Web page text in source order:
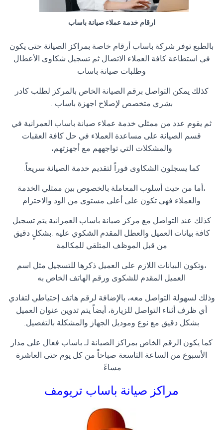
ارقام خدمة عملاء صيانة باساب
بالطبع توفر شركة باساب أرقام خاصة بمراكز الصيانة حتى يكون
في استطاعة كافة العملاء الاتصال ثم تسجيل شكاوى الأعطال
وطلبات صيانة باساب
كذلك يمكن التواصل برقم الصيانة الخاص بالمركز لطلب كادر
بشري متخصص لإصلاح اجهزة باساب .
ثم يقوم عدد من ممثلي خدمة عملاء صيانة باساب العمرانية في
قسم الصيانة على مساعدة العملاء في حل كافة العقبات
والمشكلات التي تواجههم مع أجهزتهم،
كما يسجلون الشكاوى فوراً لتقديم خدمة الصيانة سريعاً.
،أما من حيث أسلوب المعاملة بالخصوص بين ممثلي الخدمة
والعملاء فهي تكون على أعلى مستوى من الود والاحترام
كذلك عند التواصل مع مركز صيانة باساب العمرانية يتم تسجيل
كافة بيانات العميل والعطل المقدم الشكوي عليه .بشكلٍ دقيق
من قبل الموظف المتلقي للمكالمة
،وتكون البيانات اللازم على العميل ذكرها للتسجيل مثل اسم
العميل المقدم للشكوى ورقم الهاتف الخاص به
وذلك لسهولة التواصل معه، بالإضافة لرقم هاتف إحتياطي لتفادي
أي ظرف أثناء التواصل للزيارة، أيضاً يتم تدوين عنوان العميل
بشكل دقيق مع نوع وموديل الجهاز والمشكلة بالتفصيل.
كما يكون الرقم الخاص بمراكز الصيانة لـ باساب فعال على مدار
الأسبوع من الساعة التاسعة صباحاً من كل يوم حتى العاشرة
مساءً.
مراكز صيانة باساب تريومف